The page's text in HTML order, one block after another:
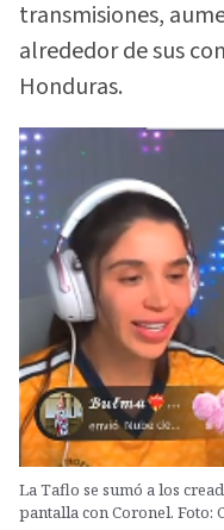
transmisiones,
alrededor de sus
Honduras.
La Taflo se sumó a los
pantalla con Coronel. Foto: